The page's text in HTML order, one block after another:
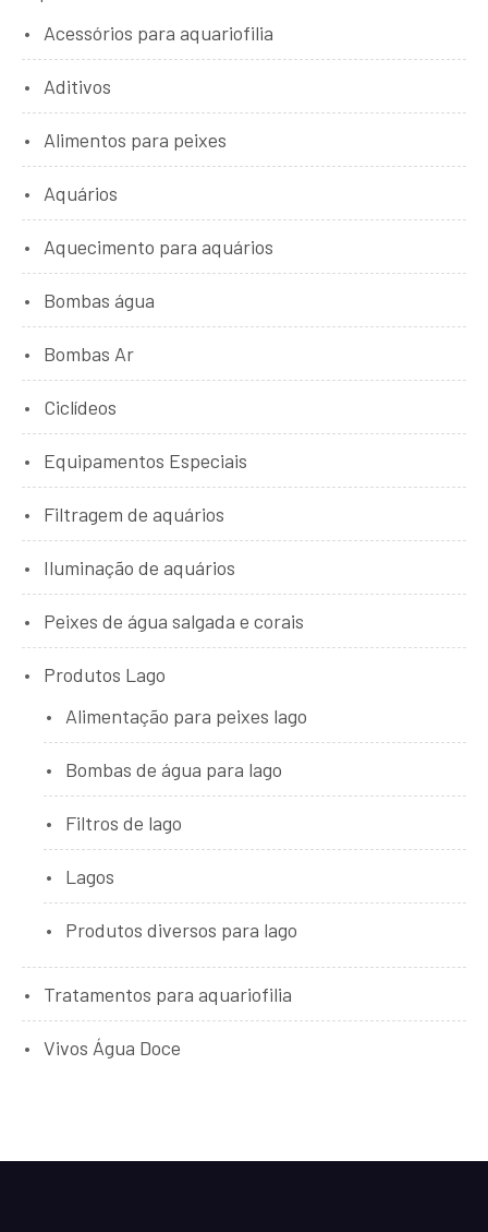
Acessórios para aquariofilia
Aditivos
Alimentos para peixes
Aquários
Aquecimento para aquários
Bombas água
Bombas Ar
Ciclídeos
Equipamentos Especiais
Filtragem de aquários
Iluminação de aquários
Peixes de água salgada e corais
Produtos Lago
Alimentação para peixes lago
Bombas de água para lago
Filtros de lago
Lagos
Produtos diversos para lago
Tratamentos para aquariofilia
Vivos Água Doce